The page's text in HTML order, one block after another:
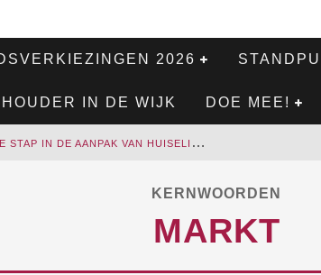
2026
IN DE WIJK DOE MEE!
E
EN BELANGRIJKE STAP IN DE AANPAK VAN HUISELIJK GEWELD
W
E PRESENTEREN HET COALITIEAKKOORD VAN 2026-2030
KERNWOORDEN
MARKT